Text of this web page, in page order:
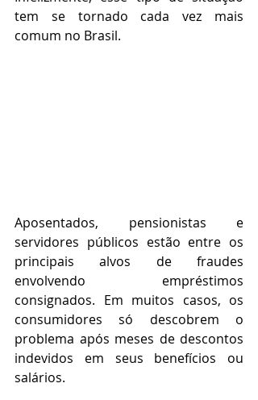
tem se tornado cada vez mais
comum no Brasil.
Aposentados, pensionistas e
servidores públicos estão entre os
principais alvos de fraudes
envolvendo empréstimos
consignados. Em muitos casos, os
consumidores só descobrem o
problema após meses de descontos
indevidos em seus benefícios ou
salários.